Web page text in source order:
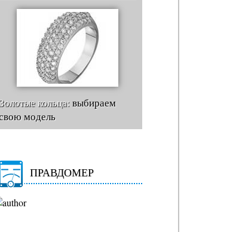
Золотые кольца:выбираем
модель
ПРАВДОМЕР